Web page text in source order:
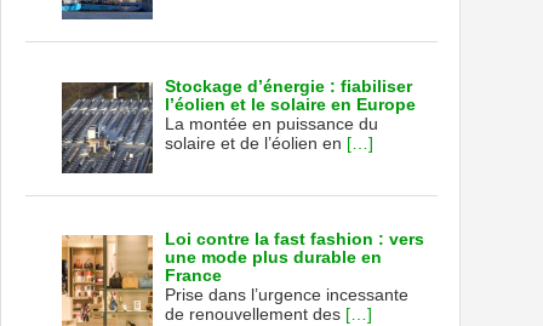
Stockage d’énergie : fiabiliser
l’éolien et le solaire en Europe
La montée en puissance du
solaire et de l’éolien en […]
Loi contre la fast fashion : vers
une mode plus durable en
France
Prise dans l’urgence incessante
de renouvellement des […]